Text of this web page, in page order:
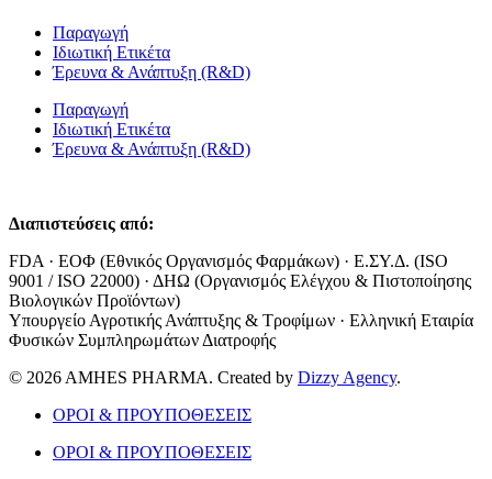
Παραγωγή
Ιδιωτική Ετικέτα
Έρευνα & Ανάπτυξη (R&D)
Παραγωγή
Ιδιωτική Ετικέτα
Έρευνα & Ανάπτυξη (R&D)
Διαπιστεύσεις από:
FDA · ΕΟΦ (Εθνικός Οργανισμός Φαρμάκων) · Ε.ΣΥ.Δ. (ISO
9001 / ISO 22000) · ΔΗΩ (Οργανισμός Ελέγχου & Πιστοποίησης
Βιολογικών Προϊόντων)
Υπουργείο Αγροτικής Ανάπτυξης & Τροφίμων · Ελληνική Εταιρία
Φυσικών Συμπληρωμάτων Διατροφής
© 2026 AMHES PHARMA. Created by Dizzy Agency.
ΟΡΟΙ & ΠΡΟΥΠΟΘΕΣΕΙΣ
ΟΡΟΙ & ΠΡΟΥΠΟΘΕΣΕΙΣ